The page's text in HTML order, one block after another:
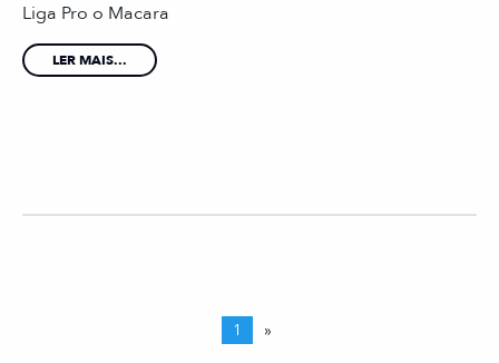
Liga Pro o Macara
LER MAIS...
1 »